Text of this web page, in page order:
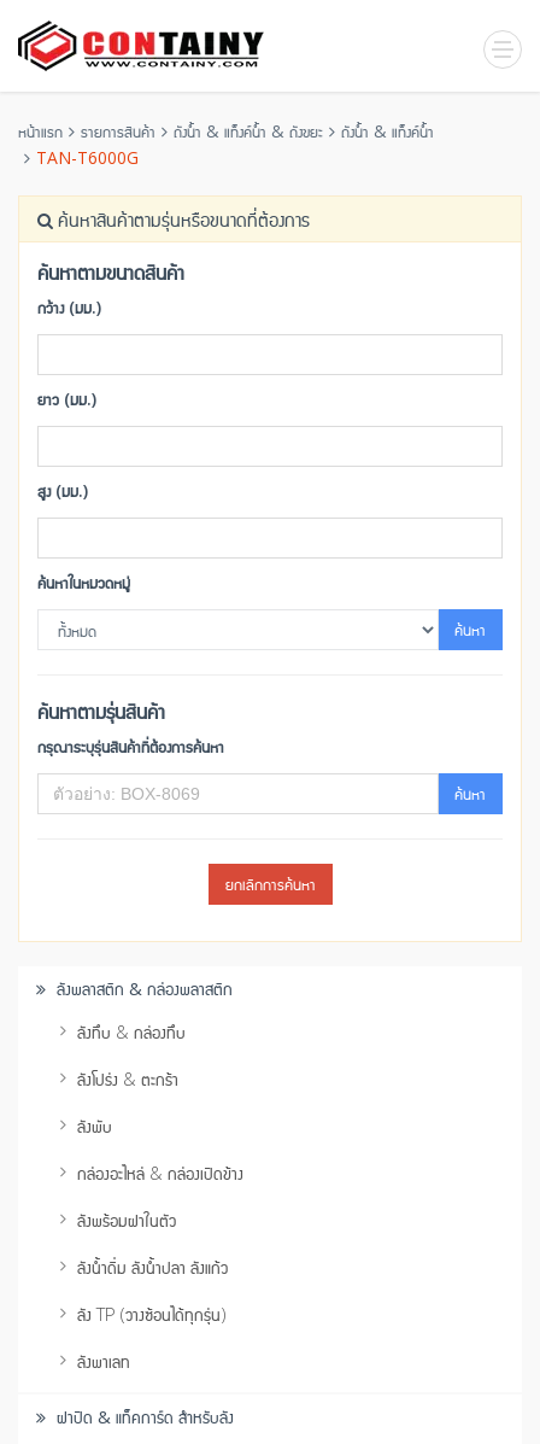
หน้าแรก รายการสินค้า ถังน้ำ & แท็งค์น้ำ & ถังขยะ
ถังน้ำ & แท็งค์น้ำ
TAN-T6000G
ค้นหาสินค้าตามรุ่นหรือขนาดที่ต้องการ
ค้นหาตามขนาดสินค้า
กว้าง (มม.)
ยาว (มม.)
สูง (มม.)
ค้นหาในหมวดหมู่
ค้นหา
ค้นหาตามรุ่นสินค้า
กรุณาระบุรุ่นสินค้าที่ต้องการค้นหา
ค้นหา
ยกเลิกการค้นหา
ลังพลาสติก & กล่องพลาสติก
ลังทึบ & กล่องทึบ
ลังโปร่ง & ตะกร้า
ลังพับ
กล่องอะไหล่ & กล่องเปิดข้าง
ลังพร้อมฝาในตัว
ลังน้ำดื่ม ลังน้ำปลา ลังแก้ว
ลัง TP (วางซ้อนได้ทุกรุ่น)
ลังพาเลท
ฝาปิด & แท็คการ์ด สำหรับลัง